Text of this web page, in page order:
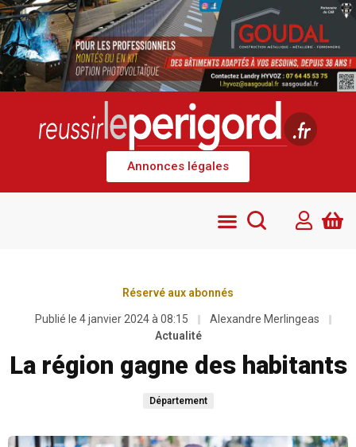
Annonces légales
Réservé aux abonnés
Publié le 4 janvier 2024 à 08:15
Alexandre Merlingeas
Actualité
La région gagne des habitants
Département